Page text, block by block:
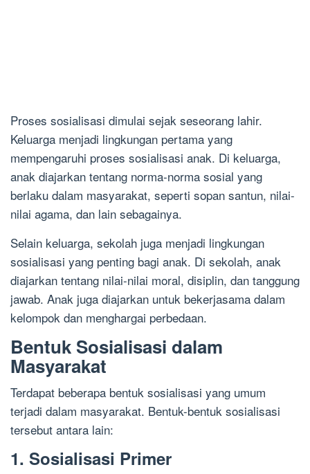
Proses sosialisasi dimulai sejak seseorang lahir.
Keluarga menjadi lingkungan pertama yang
mempengaruhi proses sosialisasi anak. Di keluarga,
anak diajarkan tentang norma-norma sosial yang
berlaku dalam masyarakat, seperti sopan santun, nilai-
nilai agama, dan lain sebagainya.
Selain keluarga, sekolah juga menjadi lingkungan
sosialisasi yang penting bagi anak. Di sekolah, anak
diajarkan tentang nilai-nilai moral, disiplin, dan tanggung
jawab. Anak juga diajarkan untuk bekerjasama dalam
kelompok dan menghargai perbedaan.
Bentuk Sosialisasi dalam
Masyarakat
Terdapat beberapa bentuk sosialisasi yang umum
terjadi dalam masyarakat. Bentuk-bentuk sosialisasi
tersebut antara lain:
1. Sosialisasi Primer